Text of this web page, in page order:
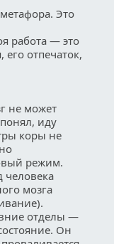
Это
работа — это
его отпечаток,
не может
понял, иду
коры не
режим.
человека
мозга
отделы —
Он